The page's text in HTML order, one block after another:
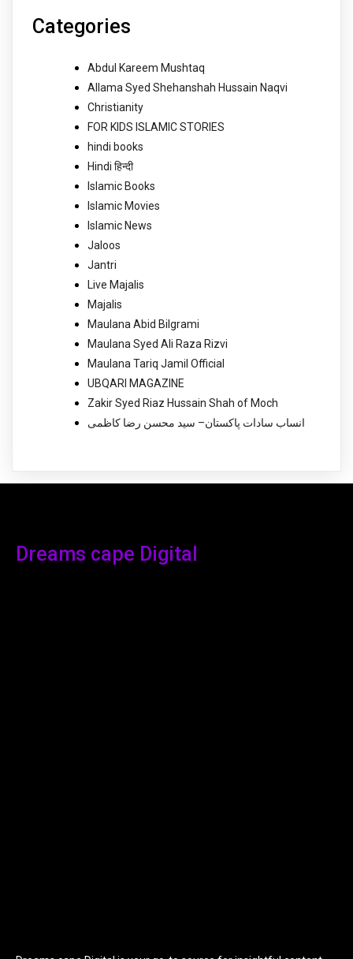
Categories
Abdul Kareem Mushtaq
Allama Syed Shehanshah Hussain Naqvi
Christianity
FOR KIDS ISLAMIC STORIES
hindi books
Hindi हिन्दी
Islamic Books
Islamic Movies
Islamic News
Jaloos
Jantri
Live Majalis
Majalis
Maulana Abid Bilgrami
Maulana Syed Ali Raza Rizvi
Maulana Tariq Jamil Official
UBQARI MAGAZINE
Zakir Syed Riaz Hussain Shah of Moch
انساب سادات پاکستان– سید محسن رضا کاظمی
Dreams cape Digital